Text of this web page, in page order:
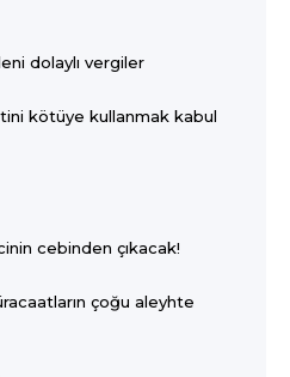
dolaylı vergiler
kötüye kullanmak kabul
cebinden çıkacak!
çoğu aleyhte